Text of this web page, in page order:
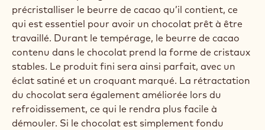
précristalliser le beurre de cacao qu’il contient, ce
qui est essentiel pour avoir un chocolat prêt à être
travaillé. Durant le tempérage, le beurre de cacao
contenu dans le chocolat prend la forme de cristaux
stables. Le produit fini sera ainsi parfait, avec un
éclat satiné et un croquant marqué. La rétractation
du chocolat sera également améliorée lors du
refroidissement, ce qui le rendra plus facile à
démouler. Si le chocolat est simplement fondu